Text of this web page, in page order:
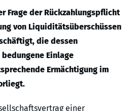
Frage der Rückzahlungspflicht
von Liquiditätsüberschüssen
die dessen
Einlage
Ermächtigung im
einer